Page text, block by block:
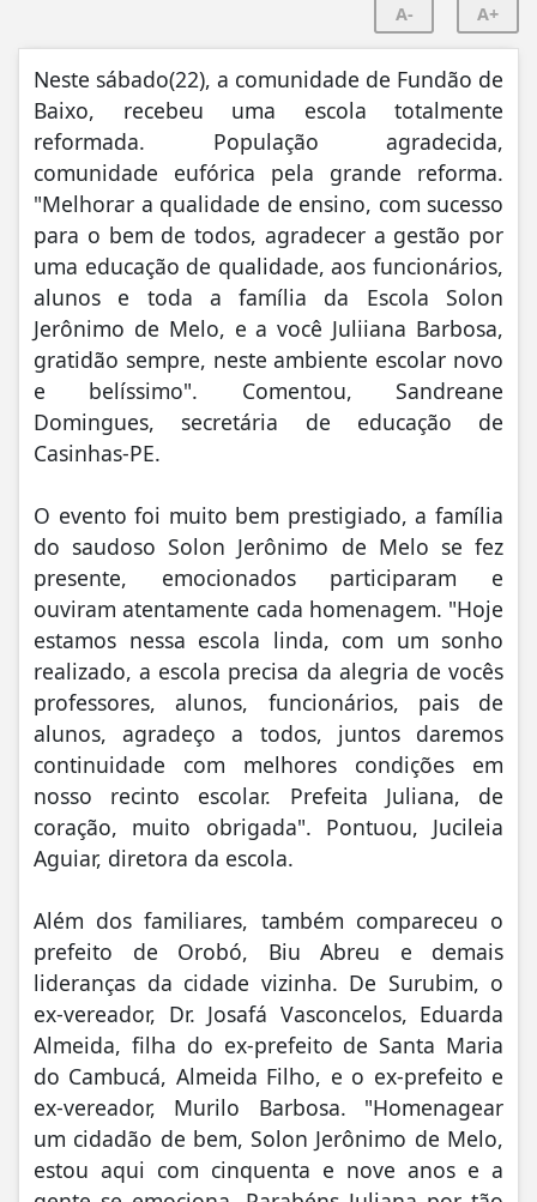
A- A+
Neste sábado(22), a comunidade de Fundão de
Baixo, recebeu uma escola totalmente
reformada. População agradecida,
comunidade eufórica pela grande reforma.
"Melhorar a qualidade de ensino, com sucesso
para o bem de todos, agradecer a gestão por
uma educação de qualidade, aos funcionários,
alunos e toda a família da Escola Solon
Jerônimo de Melo, e a você Juliiana Barbosa,
gratidão sempre, neste ambiente escolar novo
e belíssimo". Comentou, Sandreane
Domingues, secretária de educação de
Casinhas-PE.
O evento foi muito bem prestigiado, a família
do saudoso Solon Jerônimo de Melo se fez
presente, emocionados participaram e
ouviram atentamente cada homenagem. "Hoje
estamos nessa escola linda, com um sonho
realizado, a escola precisa da alegria de vocês
professores, alunos, funcionários, pais de
alunos, agradeço a todos, juntos daremos
continuidade com melhores condições em
nosso recinto escolar. Prefeita Juliana, de
coração, muito obrigada". Pontuou, Jucileia
Aguiar, diretora da escola.
Além dos familiares, também compareceu o
prefeito de Orobó, Biu Abreu e demais
lideranças da cidade vizinha. De Surubim, o
ex-vereador, Dr. Josafá Vasconcelos, Eduarda
Almeida, filha do ex-prefeito de Santa Maria
do Cambucá, Almeida Filho, e o ex-prefeito e
ex-vereador, Murilo Barbosa. "Homenagear
um cidadão de bem, Solon Jerônimo de Melo,
estou aqui com cinquenta e nove anos e a